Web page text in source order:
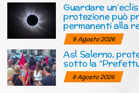
Guardare
protezione può
permanenti alla
9 Agosto 2026
Asl Salerno,
sotto la
8 Agosto 2026